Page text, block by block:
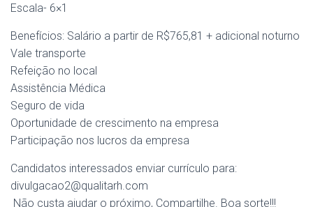
Escala- 6×1
Benefícios: Salário a partir de R$765,81 + adicional noturno
Vale transporte
Refeição no local
Assistência Médica
Seguro de vida
Oportunidade de crescimento na empresa
Participação nos lucros da empresa
Candidatos interessados enviar currículo para:
divulgacao2@qualitarh.com
Não custa ajudar o próximo, Compartilhe. Boa sorte!!!